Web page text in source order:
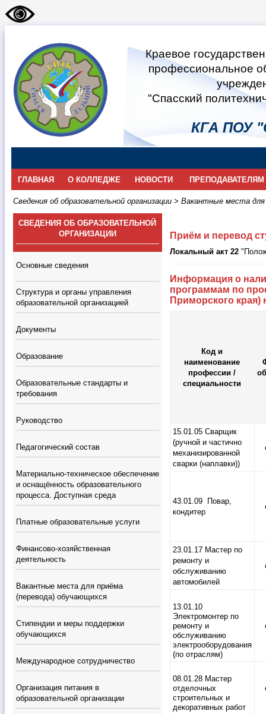
Краевое
профессиональное
"Спасский
КГА ПОУ
ГЛАВНАЯ О КОЛЛЕДЖЕ НОВОСТИ ПРЕПОДАВАТЕЛЯМ
Сведения об образовательной организации > Вакантные места для
СВЕДЕНИЯ ОБ ОБРАЗОВАТЕЛЬНОЙ
ОРГАНИЗАЦИИ
Основные сведения
Структура и органы управления
образовательной организацией
Документы
Образование
Образовательные стандарты и
требования
Руководство
Педагогический состав
Материально-техническое обеспечение
и оснащённость образовательного
процесса. Доступная среда
Платные образовательные услуги
Финансово-хозяйственная
деятельность
Вакантные места для приёма
(перевода) обучающихся
Стипендии и меры поддержки
обучающихся
Международное сотрудничество
Организация питания в
образовательной организации
Приём и перевод
Локальный акт 22
Информация о
программам по
Приморского края)
Код и
наименование
профессии /
специальности
15.01.05 Сварщик
(ручной и частично
механизированной
сварки (наплавки))
43.01.09 Повар,
кондитер
23.01.17 Мастер по
ремонту и
обслуживанию
автомобилей
13.01.10
Электромонтер по
ремонту и
обслуживанию
электрооборудования
(по отраслям)
08.01.28 Мастер
отделочных
строительных и
декоративных работ